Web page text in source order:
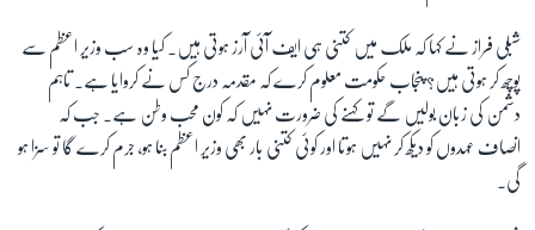
شبلی فراز نے کہا کہ ملک میں کتنی ہی ایف آئی آرز ہوتی ہیں۔ کیا وہ سب وزیر اعظم سے
پوچھ کر ہوتی ہیں؟ پنجاب حکومت معلوم کرے کہ مقدمہ درج کس نے کروایا ہے۔ تاہم
دشمن کی زبان بولیں گے تو کہنے کی ضرورت نہیں کہ کون محب وطن ہے۔ جب کہ
انصاف عہدوں کو دیکھ کر نہیں ہوتا اور کوئی کتنی بار بھی وزیر اعظم بنا ہو، جرم کرے گا تو سزا ہو
گی۔